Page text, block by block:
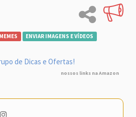
ENVIAR IMAGENS E VÍDEOS
de Dicas e Ofertas!
nossos links na Amazon